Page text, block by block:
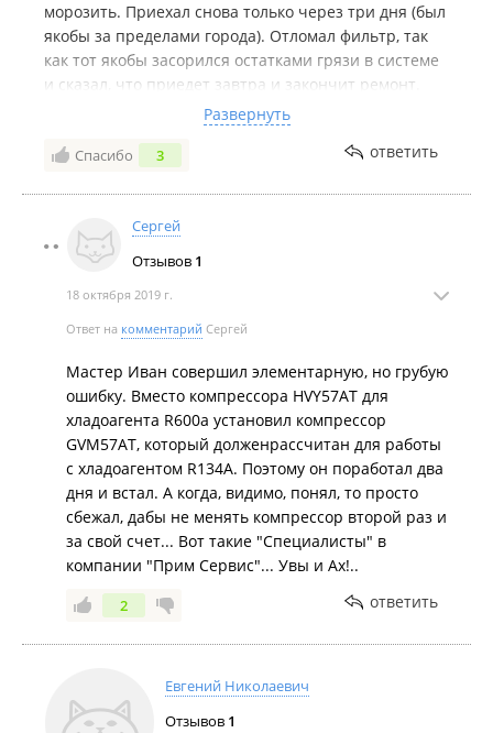
морозить. Приехал снова только через три дня (был
якобы за пределами города). Отломал фильтр, так
как тот якобы засорился остатками грязи в системе
и сказал, что приедет завтра и закончит ремонт.
Назавтра Не приехал и телефон Недоступен.
Диспетчер фирмы (2744022) один день отвечал, что
сам не может найти этого мастера, а на второй день
Развернуть
Спасибо 3 ответить
Сергей
Отзывов 1
18 октября 2019 г.
Ответ на комментарий Сергей
Мастер Иван совершил элементарную, но грубую
ошибку. Вместо компрессора HVY57AT для
хладоагента R600a установил компрессор
GVM57AT, который долженрассчитан для работы
с хладоагентом R134A. Поэтому он поработал два
дня и встал. А когда, видимо, понял, то просто
сбежал, дабы не менять компрессор второй раз и
за свой счет... Вот такие "Специалисты" в
компании "Прим Сервис"... Увы и Ах!..
2 ответить
Евгений Николаевич
Отзывов 1